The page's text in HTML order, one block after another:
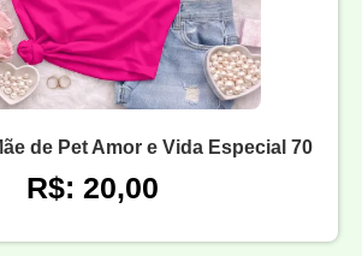
de Pet Amor e Vida Especial 70
R$: 20,00